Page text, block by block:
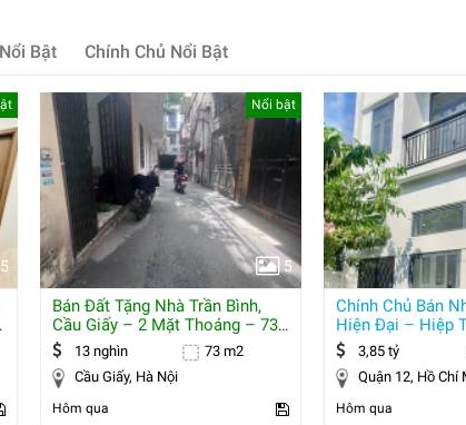
Bật Chính Chủ Nổi Bật
5 5
Nổi bật
Bán Đất Tặng Nhà Trần Bình,
Cầu Giấy – 2 Mặt Thoáng – 73
M2 – Mt 7
13 nghìn
73 m2
Cầu Giấy, Hà Nội
Hôm qua
Chính Chủ Bán
Hiện Đại – Hiệp
12
3,85 tỷ
Quận 12, Hồ
Hôm qua